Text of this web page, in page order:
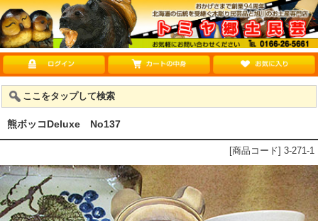
ここをタップして検索
熊ボッコDeluxe No137
[商品コード] 3-271-1